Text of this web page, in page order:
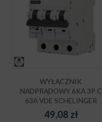
WYŁĄCZNIK
NADPRĄDOWY 6KA 3P C
63A VDE SCHELINGER
49,08 zł